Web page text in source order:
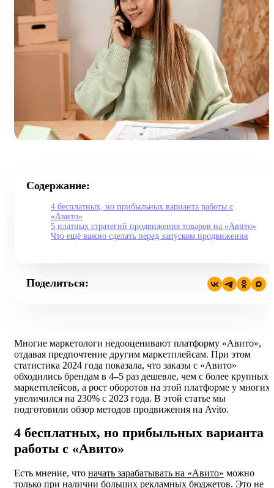
Многие маркетологи недооценивают платформу «Авито»,
отдавая предпочтение другим маркетплейсам. При этом
статистика 2024 года показала, что заказы с «Авито»
обходились брендам в 4–5 раз дешевле, чем с более крупных
маркетплейсов, а рост оборотов на этой платформе у многих
увеличился на 230% с 2023 года. В этой статье мы
подготовили обзор методов продвижения на Avito.
4 бесплатных, но прибыльных варианта
работы с «Авито»
Есть мнение, что начать зарабатывать на «Авито» можно
только при наличии больших рекламных бюджетов. Это не
Содержание:
4 бесплатных, но прибыльных варианта работы с
«Авито»
5 платных стратегий продвижения товаров на «Авито»
Что ещё важно сделать перед запуском продвижения
Поделиться: